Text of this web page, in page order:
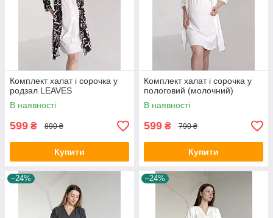
Комплект халат і сорочка у
родзал LEAVES
В наявності
599 ₴ 890 ₴
Купити
Комплект халат і сорочка у
пологовий (молочний)
В наявності
599 ₴ 790 ₴
Купити
–24% –24%